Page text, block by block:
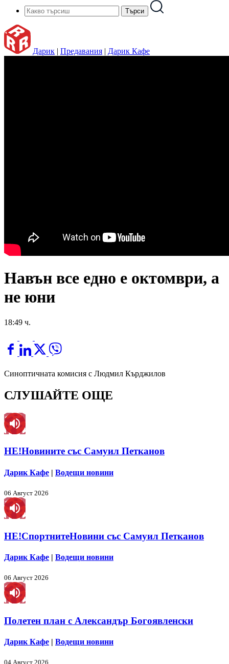
Дарик | Предавания | Дарик Кафе
Навън все едно е октомври, а
не юни
18:49 ч.
Синоптичната комисия с Людмил Кърджилов
СЛУШАЙТЕ ОЩЕ
НЕ!Новините със Самуил Петканов
Дарик Кафе | Водещи новини
06 Август 2026
НЕ!СпортнитеНовини със Самуил Петканов
Дарик Кафе | Водещи новини
06 Август 2026
Полетен план с Александър Богоявленски
Дарик Кафе | Водещи новини
04 Август 2026